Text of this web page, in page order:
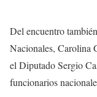
Del encuentro
Nacionales, Carolina
el Diputado Sergio
funcionarios